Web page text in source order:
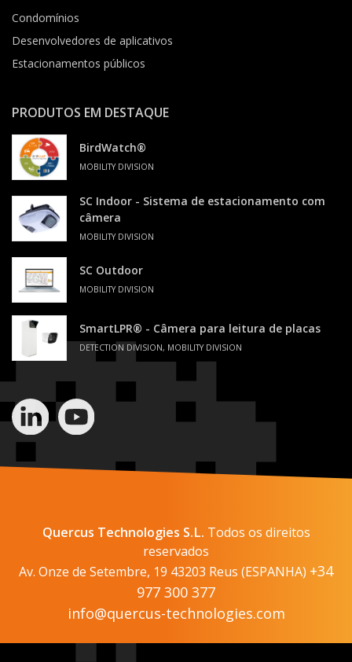
Condomínios
Desenvolvedores de aplicativos
Estacionamentos públicos
PRODUTOS EM DESTAQUE
BirdWatch®
MOBILITY DIVISION
SC Indoor - Sistema de estacionamento com
câmera
MOBILITY DIVISION
SC Outdoor
MOBILITY DIVISION
SmartLPR® - Câmera para leitura de placas
DETECTION DIVISION, MOBILITY DIVISION
Quercus Technologies S.L. Todos os direitos
reservados
Av. Onze de Setembre, 19 43203 Reus (ESPANHA) +34
977 300 377
info@quercus-technologies.com